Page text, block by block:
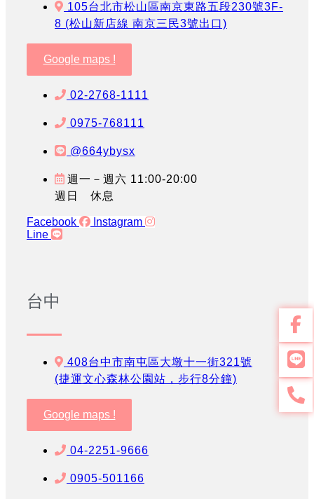
105台北市松山區南京東路五段230號3F-
8 (松山新店線 南京三民3號出口)
Google maps !
02-2768-1111
0975-768111
@664ybysx
週一－週六 11:00-20:00
週日 休息
Facebook
Instagram
Line
台中
408台中市南屯區大墩十一街321號
(捷運文心森林公園站，步行8分鐘)
Google maps !
04-2251-9666
0905-501166